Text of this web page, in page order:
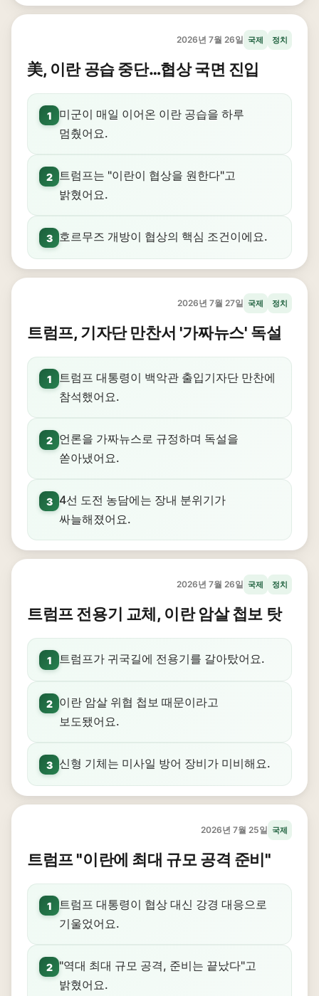
2026년 7월 26일 국제 정치
美, 이란 공습 중단…협상 국면 진입
1
미군이 매일 이어온 이란 공습을 하루
멈췄어요.
2
트럼프는 "이란이 협상을 원한다"고
밝혔어요.
3 호르무즈 개방이 협상의 핵심 조건이에요.
2026년 7월 27일 국제 정치
트럼프, 기자단 만찬서 '가짜뉴스' 독설
1
트럼프 대통령이 백악관 출입기자단 만찬에
참석했어요.
2
언론을 가짜뉴스로 규정하며 독설을
쏟아냈어요.
3 4선 도전 농담에는 장내 분위기가
싸늘해졌어요.
2026년 7월 26일 국제 정치
트럼프 전용기 교체, 이란 암살 첩보 탓
1 트럼프가 귀국길에 전용기를 갈아탔어요.
2
이란 암살 위협 첩보 때문이라고
보도됐어요.
3 신형 기체는 미사일 방어 장비가 미비해요.
2026년 7월 25일 국제
트럼프 "이란에 최대 규모 공격 준비"
1
트럼프 대통령이 협상 대신 강경 대응으로
기울었어요.
2
"역대 최대 규모 공격, 준비는 끝났다"고
밝혔어요.